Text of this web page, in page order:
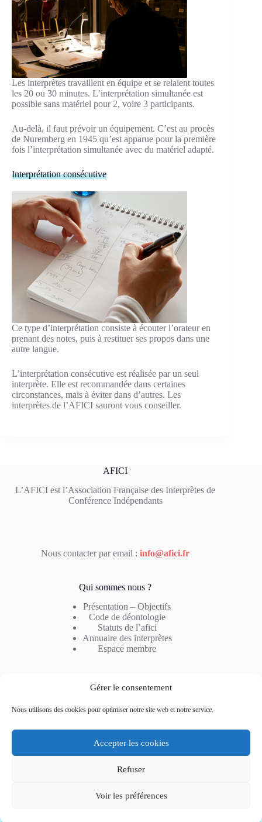
Gérer le consentement
Nous utilisons des cookies pour optimiser notre site web et notre service.
Accepter les cookies
Refuser
Voir les préférences
Les interprètes travaillent en équipe et se relaient toutes
les 20 ou 30 minutes. L’interprétation simultanée est
possible sans matériel pour 2, voire 3 participants.
Au-delà, il faut prévoir un équipement. C’est au procès
de Nuremberg en 1945 qu’est apparue pour la première
fois l’interprétation simultanée avec du matériel adapté.
Interprétation consécutive
Ce type d’interprétation consiste à écouter l’orateur en
prenant des notes, puis à restituer ses propos dans une
autre langue.
L’interprétation consécutive est réalisée par un seul
interprète. Elle est recommandée dans certaines
circonstances, mais à éviter dans d’autres. Les
interprètes de l’AFICI sauront vous conseiller.
AFICI
L’AFICI est l’Association Française des Interprètes de
Conférence Indépendants
Nous contacter par email :info@afici.fr
Qui sommes nous ?
Présentation – Objectifs
Code de déontologie
Statuts de l’afici
Annuaire des interprètes
Espace membre
Notre métier
Type d’interprétation
Questions fréquentes
Nous contacter
Mentions légales